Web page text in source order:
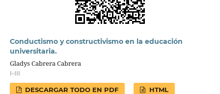
Conductismo y constructivismo en la educación
universitaria.
Gladys Cabrera Cabrera
I-III
DESCARGAR TODO EN PDF HTML